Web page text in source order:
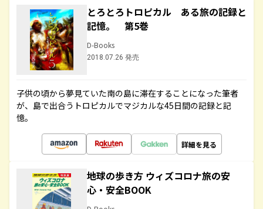
とろとろトロピカル ある旅の記録と
記憶。 第5巻
D-Books
2018.07.26 発売
子供の頃から夢見ていた南の島に滞在することになった筆者
が、島で出合うトロピカルでマジカルな45日間の記録と記
憶。
詳細を見る
地球の歩き方 ウィズコロナ旅の安
心・安全BOOK